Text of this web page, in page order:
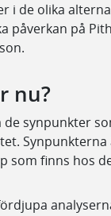
i de olika
påverkan på
nu?
synpunkter
som finns hos